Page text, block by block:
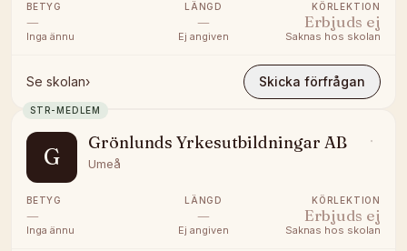
BETYG
—
Inga ännu
LÄNGD
—
Ej angiven
KÖRLEKTION
Erbjuds ej
Saknas hos skolan
Se skolan› Skicka förfrågan
STR-MEDLEM
G
Grönlunds Yrkesutbildningar AB
Umeå
BETYG
—
Inga ännu
LÄNGD
—
Ej angiven
KÖRLEKTION
Erbjuds ej
Saknas hos skolan